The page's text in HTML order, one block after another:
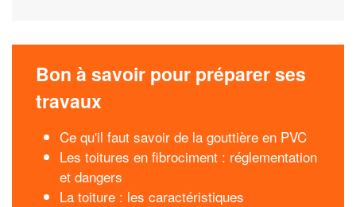
Bon à savoir pour préparer ses
travaux
Ce qu'il faut savoir de la gouttière en PVC
Les toitures en fibrociment : réglementation
et dangers
La toiture : les caractéristiques